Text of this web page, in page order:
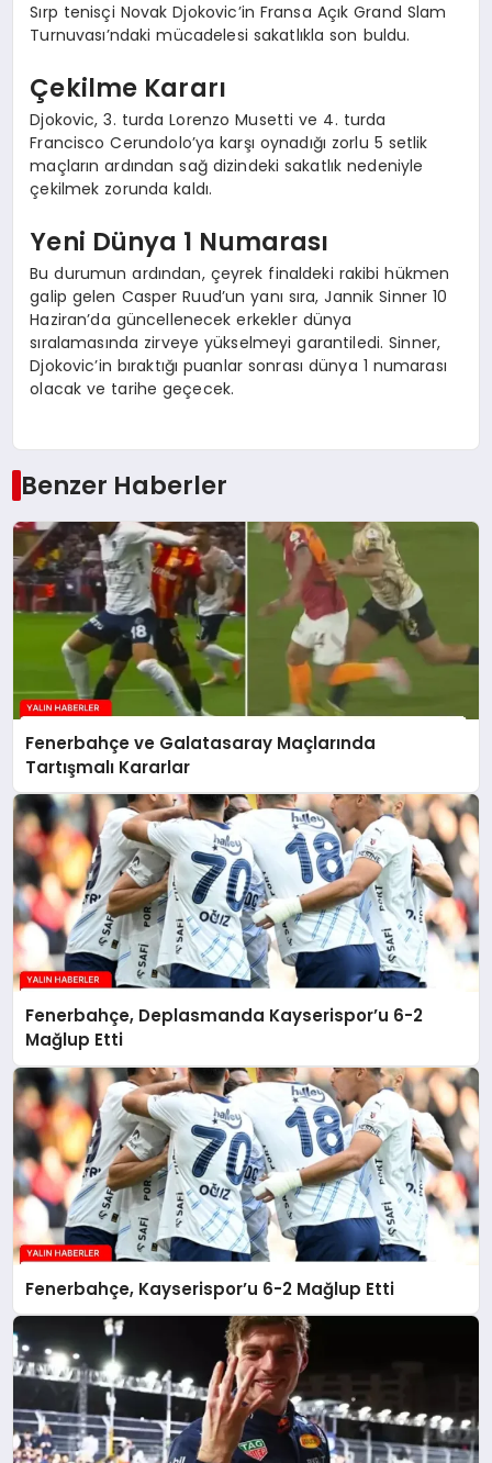
Sırp tenisçi Novak Djokovic’in Fransa Açık Grand Slam
Turnuvası’ndaki mücadelesi sakatlıkla son buldu.
Çekilme Kararı
Djokovic, 3. turda Lorenzo Musetti ve 4. turda
Francisco Cerundolo’ya karşı oynadığı zorlu 5 setlik
maçların ardından sağ dizindeki sakatlık nedeniyle
çekilmek zorunda kaldı.
Yeni Dünya 1 Numarası
Bu durumun ardından, çeyrek finaldeki rakibi hükmen
galip gelen Casper Ruud’un yanı sıra, Jannik Sinner 10
Haziran’da güncellenecek erkekler dünya
sıralamasında zirveye yükselmeyi garantiledi. Sinner,
Djokovic’in bıraktığı puanlar sonrası dünya 1 numarası
olacak ve tarihe geçecek.
Benzer Haberler
Fenerbahçe ve Galatasaray Maçlarında
Tartışmalı Kararlar
Fenerbahçe, Deplasmanda Kayserispor’u 6-2
Mağlup Etti
Fenerbahçe, Kayserispor’u 6-2 Mağlup Etti